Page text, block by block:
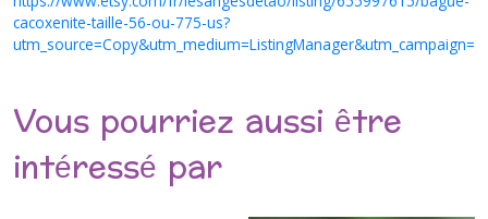
cacoxenite-taille-56-ou-775-us?
Vous pourriez aussi être
intéressé par